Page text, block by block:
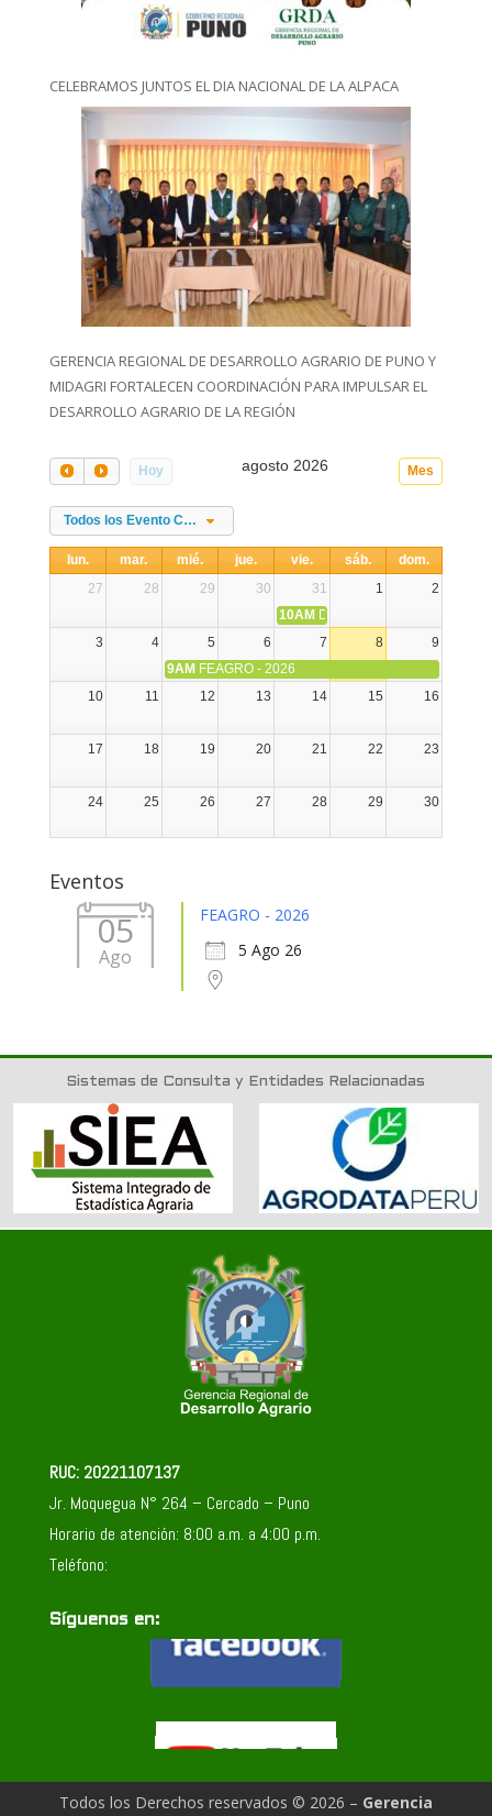
CELEBRAMOS JUNTOS EL DIA NACIONAL DE LA ALPACA
GERENCIA REGIONAL DE DESARROLLO AGRARIO DE PUNO Y
MIDAGRI FORTALECEN COORDINACIÓN PARA IMPULSAR EL
DESARROLLO AGRARIO DE LA REGIÓN
Hoy Mes
agosto 2026
Todos los Evento Categories
lun. mar. mié. jue. vie. sáb.
dom.
27
28 29 30 31 1
2
10AM DIA NACIONAL DE LA
3
4 5 6 7 8
9
9AM FEAGRO - 2026
10
11 12 13 14 15 16
17 18 19 20 21 22 23
24 25 26 27 28 29 30
Eventos
05
Ago
FEAGRO - 2026
5 Ago 26
Sistemas de Consulta y Entidades Relacionadas
RUC: 20221107137
Jr. Moquegua N° 264 – Cercado – Puno
Horario de atención: 8:00 a.m. a 4:00 p.m.
Teléfono:
Síguenos en:
Todos los Derechos reservados © 2026 – Gerencia